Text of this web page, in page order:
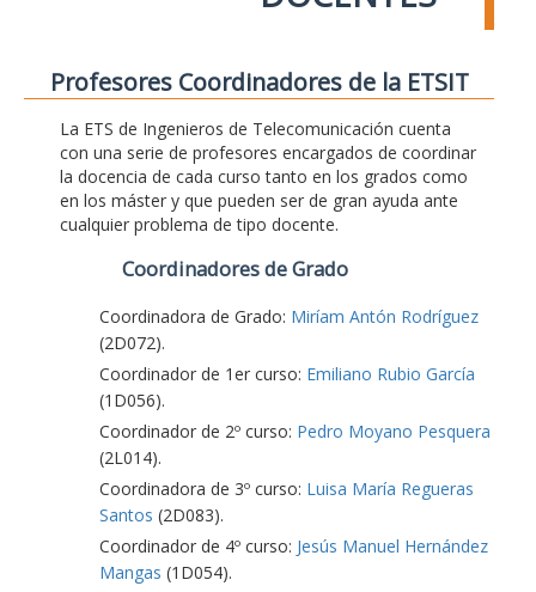
Profesores Coordinadores de la ETSIT
La ETS de Ingenieros de Telecomunicación cuenta
con una serie de profesores encargados de coordinar
la docencia de cada curso tanto en los grados como
en los máster y que pueden ser de gran ayuda ante
cualquier problema de tipo docente.
Coordinadores de Grado
Coordinadora de Grado: Miríam Antón Rodríguez
(2D072).
Coordinador de 1er curso: Emiliano Rubio García
(1D056).
Coordinador de 2º curso: Pedro Moyano Pesquera
(2L014).
Coordinadora de 3º curso: Luisa María Regueras
Santos (2D083).
Coordinador de 4º curso: Jesús Manuel Hernández
Mangas (1D054).